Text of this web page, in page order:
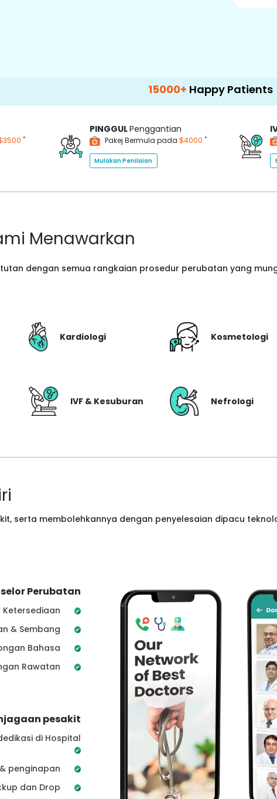
Happy Patients 100+
*
PINGGULPenggantian
Pakej Bermula pada $4000 *
Mulakan Penilaian
Menawarkan
dengan semua rangkaian prosedur perubatan yang
Kardiologi Kosmetologi
IVF & Kesuburan Nefrologi
serta membolehkannya dengan penyelesaian dipacu
Perubatan
Ketersediaan
& Sembang
Bahasa
Rawatan
pesakit
di Hospital
penginapan
dan Drop